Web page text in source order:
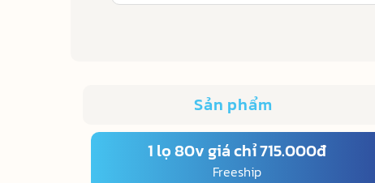
Sản phẩm
1 lọ 80v giá chỉ 715.000đ
Freeship